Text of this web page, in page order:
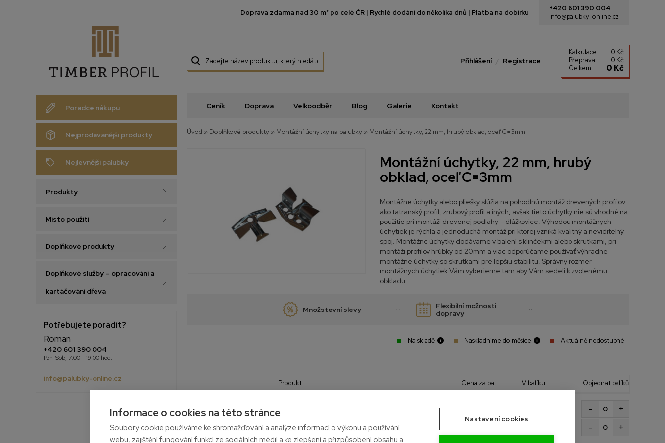
Poradce nákupu
Doprava zdarma nad 30 m² po celé ČR | Rychlé dodání do několika dnů | Platba na dobírku
+420 601 390 004
info@palubky-online.cz
Přihlášení Registrace
Kalkulace
0 Kč
Přeprava
0 Kč
Celkem
0 Kč
Ceník Doprava Velkoodběr Blog Galerie Kontakt
Nejprodávanější produkty
Nejlevnější palubky
Produkty
Místo použití
Doplňkové produkty
Doplňkové služby – opracování a
kartáčování dřeva
Potřebujete poradit?
Roman
+420 601 390 004
Pon-Sob, 7:00 - 19:00 hod.
info@palubky-online.cz
Úvod » Doplňkové produkty » Montážní úchytky na palubky » Montážní úchytky, 22 mm, hrubý obklad, oceľ C=3mm
Montážní úchytky, 22 mm, hrubý
obklad, oceľ C=3mm
Montážne úchytky alebo pliešky slúžia na pohodlnú montáž drevených profilov
ako tatranský profil, zrubový profil a iných, avšak tieto úchytky nie sú vhodné na
použitie pri montáži drevenej podlahy – dlážkovice. Výhodou montážnych
úchytiek je rýchla a jednoduchá montáž pri ktorej vzniká kvalitný a neviditeľný
spoj. Montážne úchytky dodávame v balení s klinčekmi alebo skrutkami, pri
montáži profilov hrúbky od 20mm a viac odporúčame používať výhradne
montážne úchytky so skrutkami pre lepšiu stabilitu. Správny rozmer
montážnych úchytiek Vám vyberieme tam aby Vám sedeli k zvolenému
obkladu.
Množstevní slevy
Flexibilní možnosti
dopravy
- Na skladě - Naskladníme do měsíce - Aktuálně nedostupné
Produkt Cena za bal V balíku Objednat balíků
22 mm hrubý obklad 50 Kčs DPH 100 ks s klinčekmi +
-
+
-
Informace o cookies na této stránce
Soubory cookie používáme ke shromažďování a analýze informací o výkonu a používání
webu, zajištění fungování funkcí ze sociálních médií a ke zlepšení a přizpůsobení obsahu a
Nastavení cookies